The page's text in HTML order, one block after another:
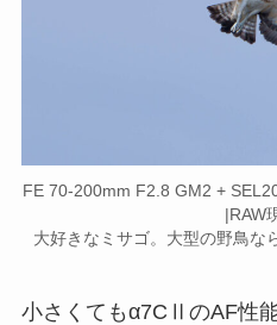
FE 70-200mm F2.8 GM2 +
|RAW
大好きなミサゴ。大型の野鳥な
小さくてもα7CⅡのAF性